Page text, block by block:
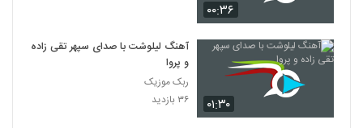
۰۰:۳۶
۰۱:۳۰
آهنگ لیلوشت با صدای سپهر تقی زاده
و پروا
ربک موزیک
۳۶ بازدید